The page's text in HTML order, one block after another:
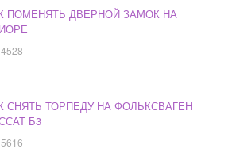
ПОМЕНЯТЬ ДВЕРНОЙ ЗАМОК НА
4528
СНЯТЬ ТОРПЕДУ НА ФОЛЬКСВАГЕН
Б3
5616